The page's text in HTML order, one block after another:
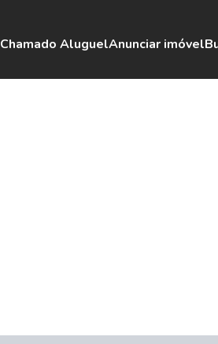
Chamado AluguelAnunciar imóvel